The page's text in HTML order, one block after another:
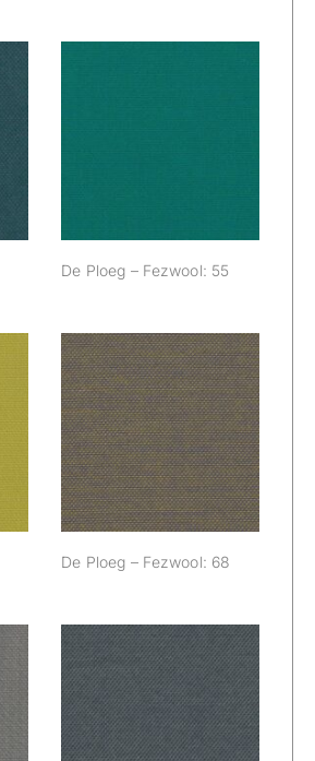
De Ploeg – Fezwool: 55
De Ploeg –
Fezwool: 68
De Ploeg – Fezwool: 68
De Ploeg –
Fezwool: 83